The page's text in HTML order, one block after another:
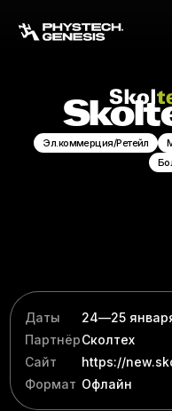
Эл.коммерция/Ретейл
Даты 24—25
ПартнёрСколтех
Сайт
https:/​​​​​​​​​​​​​​​​​​​​​​​​​​​​​​​​/​​​​​​​​​​​​​​​​​​​​​​​​​​​​​​​​
Формат Офлайн